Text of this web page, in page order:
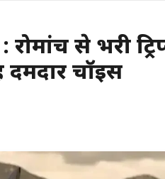
से भरी
चॉइस